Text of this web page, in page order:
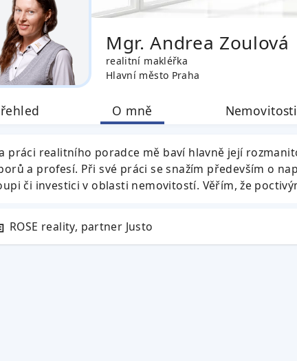
Mgr. Andrea Zoulová
realitní makléřka
Hlavní město Praha
O mně Nemovitosti
práci realitního poradce mě baví hlavně její
a profesí. Při své práci se snažím především o
či investici v oblasti nemovitostí. Věřím, že
ROSE reality, partner Justo